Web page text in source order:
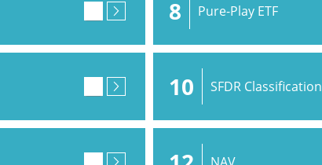
8 Pure-Play ETF
10 SFDR Classification